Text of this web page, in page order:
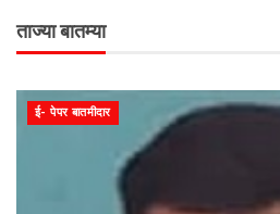
ताज्या बातम्या
ई- पेपर बातमीदार